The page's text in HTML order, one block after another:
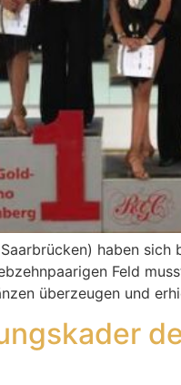
haben
Feld
überzeugen und